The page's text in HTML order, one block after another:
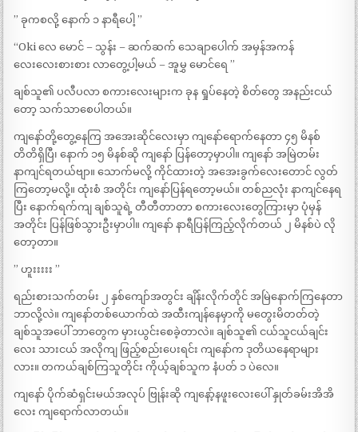
” ခုကစလို့ နောက် ၁ နာရီပေါ့ ”
“Oki လေ မောင် – သွန်း – ဆက်ဆက် သေချာပေါက် အမှန်အကန်
လေးလေးစားစား လာတွေ့ပါ့မယ် – အူမွှ မောင်ရေ ”
ချစ်သူ၏ ပလီပလာ စကားလေးများက ခုန ရှုပ်နေတဲ့ စိတ်တွေ အနည်းငယ်
တော့ သက်သာစေပါတယ်။
ကျနော်တို့တွေ့နေကြ အအေးဆိုင်လေးမှာ ကျနော်ရောက်နေတာ ၄၅ မိနစ်
တိတိရှိပြီ၊ နောက် ၁၅ မိနစ်ဆို ကျနော် ပြန်တော့မှာပါ။ ကျနော် အမြဲတမ်း
နာကျင်ရတယ်ဗျာ။ သောက်မလို့ ကိုင်ထားတဲ့ အအေးခွက်လေးတောင် လွတ်
ကြတော့မလို့။ ထုံးစံ အတိုင်း ကျနော်ပြန်ရတော့မယ်။ တစ်ညလုံး နာကျင်နေရ
ပြီး နောက်ရက်ကျ ချစ်သူရဲ့ တီတီတာတာ စကားလေးတွေကြားမှာ ပုံမှန်
အတိုင်း ပြန်ဖြစ်သွားဦးမှာပါ။ ကျနော် နာရီပြန်ကြည့်လိုက်တယ် ၂ မိနစ်ပဲ လို
တော့တာ။
” ဟူးးးးး ”
ရည်းစားသက်တမ်း ၂ နှစ်ကျော်အတွင်း ချိန်းလိုက်တိုင် အမြဲနောက်ကြနေတာ
ဘာလို့လဲ။ ကျနော်တစ်ယောက်ထဲ အထီးကျန်နေမှာကို မတွေးမိတတ်တဲ့
ချစ်သူအပေါ် ဘာတွေက မှားယွင်းစေခဲ့တာလဲ။ ချစ်သူ၏ ငယ်သူငယ်ချင်း
လေး သားငယ် အလိုကျ ဖြည့်စည်းပေးရင်း ကျနော်က ဒုတိယနေရာများ
လား။ တကယ်ချစ်ကြသူတိုင်း ကိုယ့်ချစ်သူက နံပတ် ၁ ပဲလေ။
ကျနော် ပိုက်ဆံရှင်းမယ်အလုပ် ဗြုန်းဆို ကျနော့်နဖူးလေးပေါ် နှုတ်ခမ်းအိအိ
လေး ကျရောက်လာတယ်။